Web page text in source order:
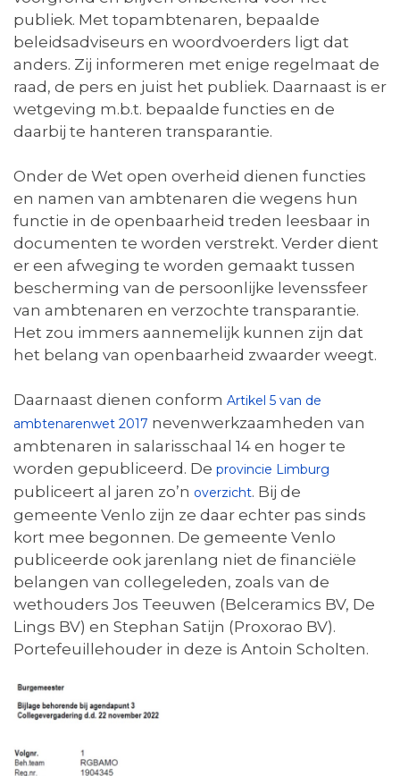
publiek. Met topambtenaren, bepaalde
beleidsadviseurs en woordvoerders ligt dat
anders. Zij informeren met enige regelmaat de
raad, de pers en juist het publiek. Daarnaast is er
wetgeving m.b.t. bepaalde functies en de
daarbij te hanteren transparantie.
Onder de Wet open overheid dienen functies
en namen van ambtenaren die wegens hun
functie in de openbaarheid treden leesbaar in
documenten te worden verstrekt. Verder dient
er een afweging te worden gemaakt tussen
bescherming van de persoonlijke levenssfeer
van ambtenaren en verzochte transparantie.
Het zou immers aannemelijk kunnen zijn dat
het belang van openbaarheid zwaarder weegt.
Daarnaast dienen conform Artikel 5 van de
ambtenarenwet 2017 nevenwerkzaamheden van
ambtenaren in salarisschaal 14 en hoger te
worden gepubliceerd. De provincie Limburg
publiceert al jaren zo’n overzicht. Bij de
gemeente Venlo zijn ze daar echter pas sinds
kort mee begonnen. De gemeente Venlo
publiceerde ook jarenlang niet de financiële
belangen van collegeleden, zoals van de
wethouders Jos Teeuwen (Belceramics BV, De
Lings BV) en Stephan Satijn (Proxorao BV).
Portefeuillehouder in deze is Antoin Scholten.